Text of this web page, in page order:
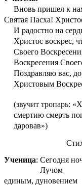
Вновь пришел к
Святая Пасха!
И радостно на
Христос воскрес,
Своего
Воскресения
Поздравляю вас,
Христовым
(звучит тропарь:
смертию смерть
даровав»)
Ученица: Сегодня
Лучом
единым, дуновением